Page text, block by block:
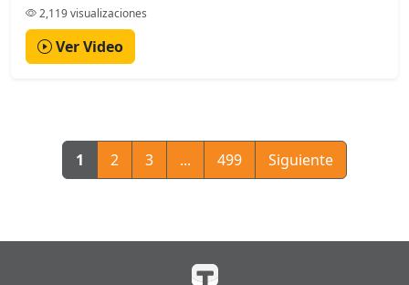
2,119 visualizaciones
Ver Video
1 2 3 ... 499 Siguiente